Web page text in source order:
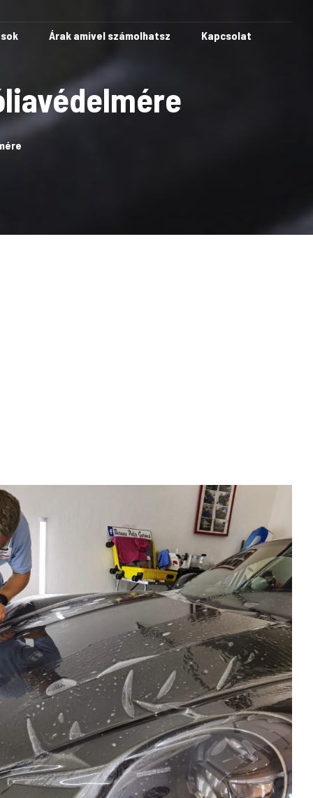
Árak amivel számolhatsz Kapcsolat